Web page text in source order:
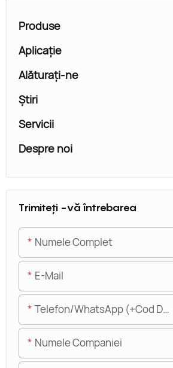
Produse
Aplicație
Alăturaţi-ne
Ştiri
Servicii
Despre noi
Trimiteți -vă întrebarea
Numele Complet
E-Mail
Telefon/WhatsApp (+Cod De Zonă)
Numele Companiei